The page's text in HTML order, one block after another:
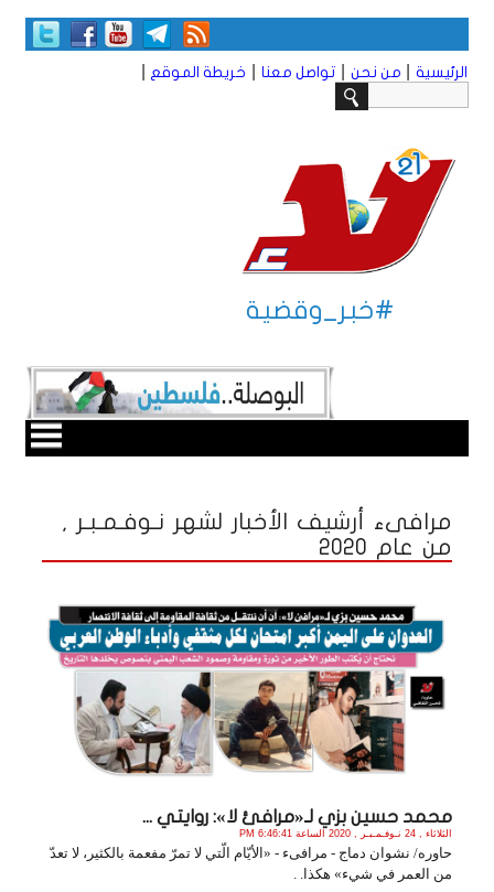
الرئيسية من نحن تواصل معنا خريطة الموقع
#خبر_وقضية
مرافىء أرشيف الأخبار لشهر نـوفـمـبـر ,
من عام 2020
محمد حسين بزي لـ«مرافئ لا»: روايتي ...
الثلاثاء , 24 نـوفـمـبـر , 2020 الساعة 6:46:41 PM
حاوره/ نشوان دماج - مرافىء - «الأيّام الّتي لا تمرّ مفعمة بالكثير، لا تعدّ
من العمر في شيء» هكذا. .